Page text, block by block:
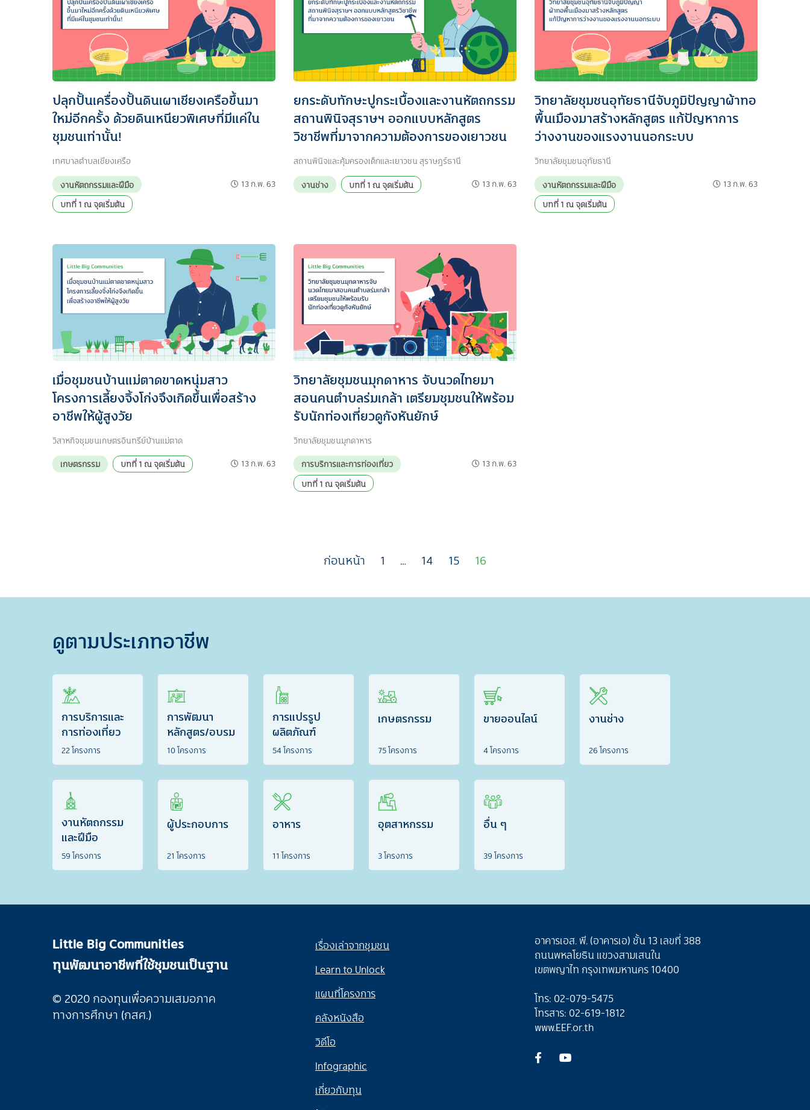
ปลุกปั้นเครื่องปั้นดินเผาเชียงเครือขึ้นมา
ใหม่อีกครั้ง ด้วยดินเหนียวพิเศษที่มีแค่ใน
ชุมชนเท่านั้น!
เทศบาลตำบลเชียงเครือ
งานหัตถกรรมและฝีมือ
บทที่ 1 ณ จุดเริ่มต้น
13 ก.พ. 63
ยกระดับทักษะปูกระเบื้องและงานหัตถกรรม
สถานพินิจสุราษฯ ออกแบบหลักสูตร
วิชาชีพที่มาจากความต้องการของเยาวชน
สถานพินิจและคุ้มครองเด็กและเยาวชน สุราษฎร์ธานี
งานช่าง บทที่ 1 ณ จุดเริ่มต้น 13 ก.พ. 63
วิทยาลัยชุมชนอุทัยธานีจับภูมิปัญญาผ้าทอ
พื้นเมืองมาสร้างหลักสูตร แก้ปัญหาการ
ว่างงานของแรงงานนอกระบบ
วิทยาลัยชุมชนอุทัยธานี
งานหัตถกรรมและฝีมือ
บทที่ 1 ณ จุดเริ่มต้น
13 ก.พ. 63
เมื่อชุมชนบ้านแม่ตาดขาดหนุ่มสาว
โครงการเลี้ยงจิ้งโก่งจึงเกิดขึ้นเพื่อสร้าง
อาชีพให้ผู้สูงวัย
วิสาหกิจชุมชนเกษตรอินทรีย์บ้านแม่ตาด
เกษตรกรรม บทที่ 1 ณ จุดเริ่มต้น 13 ก.พ. 63
วิทยาลัยชุมชนมุกดาหาร จับนวดไทยมา
สอนคนตำบลร่มเกล้า เตรียมชุมชนให้พร้อม
รับนักท่องเที่ยวดูกังหันยักษ์
วิทยาลัยชุมชนมุกดาหาร
การบริการและการท่องเที่ยว
บทที่ 1 ณ จุดเริ่มต้น
13 ก.พ. 63
ก่อนหน้า 1 … 14 15 16
ดูตามประเภทอาชีพ
การบริการและ
การท่องเที่ยว
22 โครงการ
การพัฒนา
หลักสูตร/อบรม
10 โครงการ
การแปรรูป
ผลิตภัณฑ์
54 โครงการ
เกษตรกรรม
75 โครงการ
ขายออนไลน์
4 โครงการ
งานช่าง
26 โครงการ
งานหัตถกรรม
และฝีมือ
59 โครงการ
ผู้ประกอบการ
21 โครงการ
อาหาร
11 โครงการ
อุตสาหกรรม
3 โครงการ
อื่น ๆ
39 โครงการ
Little Big Communities
ทุนพัฒนาอาชีพที่ใช้ชุมชนเป็นฐาน
© 2020 กองทุนเพื่อความเสมอภาค
ทางการศึกษา (กสศ.)
เรื่องเล่าจากชุมชน
Learn to Unlock
แผนที่โครงการ
คลังหนังสือ
วิดีโอ
Infographic
เกี่ยวกับทุน
อาคารเอส. พี. (อาคารเอ) ชั้น 13 เลขที่ 388
ถนนพหลโยธิน แขวงสามเสนใน
เขตพญาไท กรุงเทพมหานคร 10400
โทร: 02-079-5475
โทรสาร: 02-619-1812
www.EEF.or.th